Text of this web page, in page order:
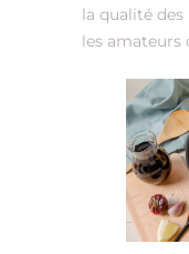
la qualité
les amateurs